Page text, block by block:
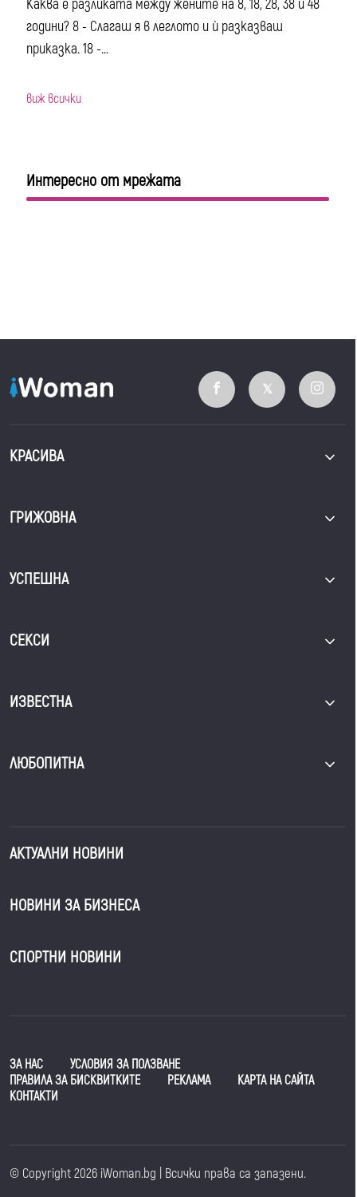
Каква е разликата между жените на 8, 18, 28, 38 и 48
години? 8 - Слагаш я в леглото и ѝ разказваш
приказка. 18 -...
виж всички
Интересно от мрежата
КРАСИВА
ГРИЖОВНА
УСПЕШНА
СЕКСИ
ИЗВЕСТНА
ЛЮБОПИТНА
АКТУАЛНИ НОВИНИ
НОВИНИ ЗА БИЗНЕСА
СПОРТНИ НОВИНИ
ЗА НАС
УСЛОВИЯ ЗА ПОЛЗВАНЕ
ПРАВИЛА ЗА БИСКВИТКИТЕ
РЕКЛАМА
КАРТА НА САЙТА
КОНТАКТИ
© Copyright 2026 iWoman.bg | Всички права са запазени.